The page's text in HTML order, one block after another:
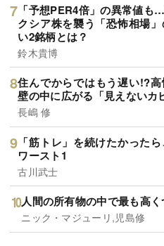
「予想PER4倍」の異常値
クシア株を襲う「恐怖相場
い2銘柄とは？
鈴木貴博
住んでからではもう遅い!?
壁の中に広がる「見えないカ
長嶋 修
「筋トレ」を続けたかった
ワースト1
古川武士
人間の所有物の中で最も高
ニック・マジューリ,児島修